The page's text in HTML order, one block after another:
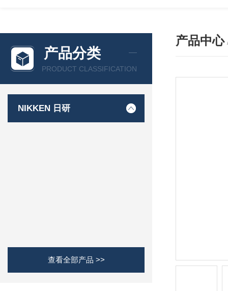
产品分类
PRODUCT CLASSIFICATION
NIKKEN 日研
查看全部产品 >>
产品中心